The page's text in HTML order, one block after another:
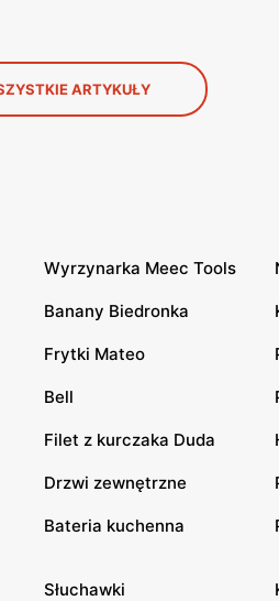
ARTYKUŁY
Wyrzynarka Meec Tools
Banany Biedronka
Frytki Mateo
Bell
Filet z kurczaka Duda
Drzwi zewnętrzne
Bateria kuchenna
Słuchawki